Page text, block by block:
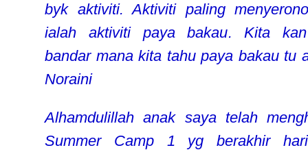
byk aktiviti. Aktiviti paling
ialah aktiviti paya bakau. Kita
bandar mana kita tahu paya bakau tu
Noraini
Alhamdulillah anak saya telah
Summer Camp 1 yg berakhir